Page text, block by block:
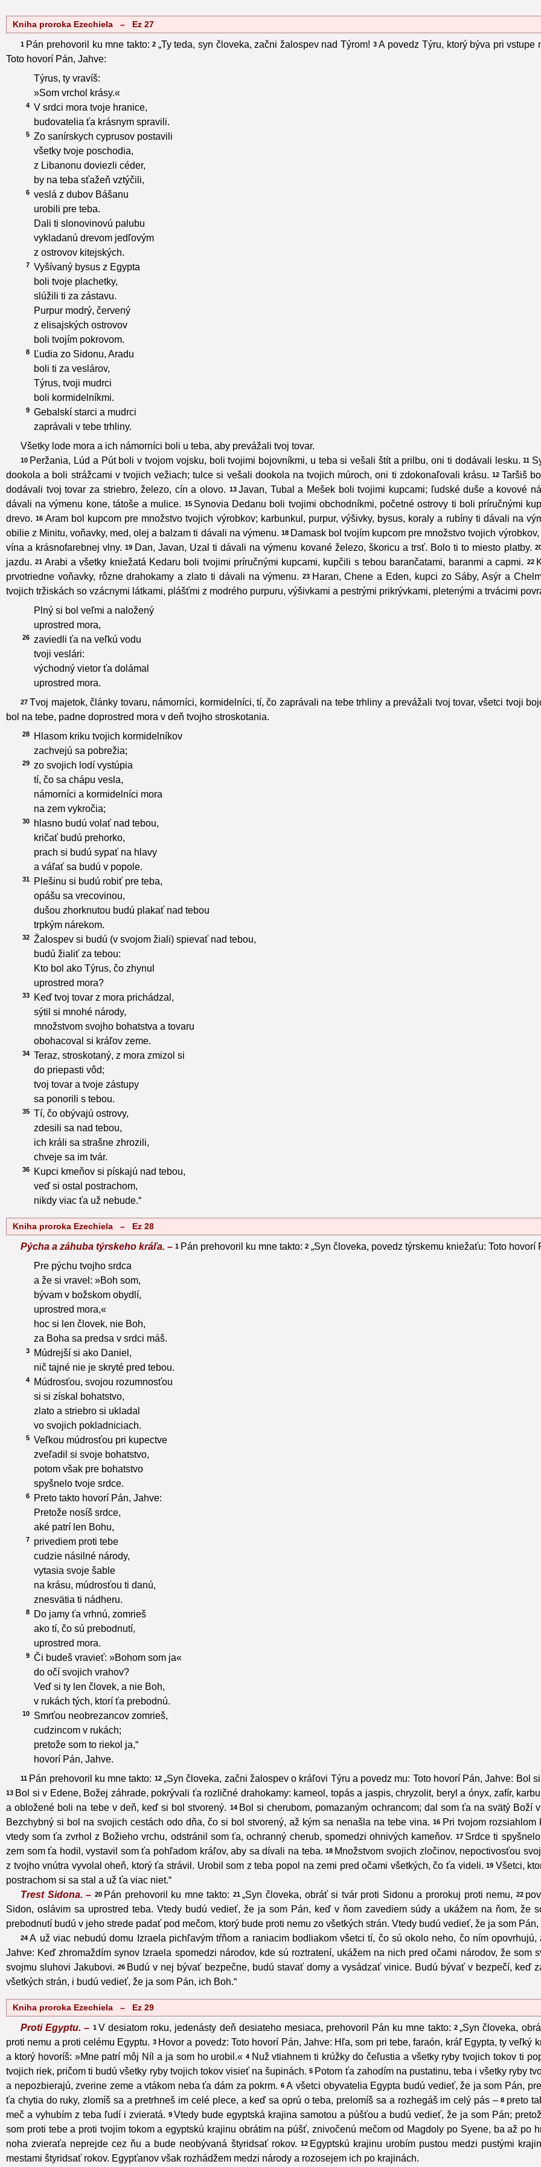
Kniha proroka Ezechiela – Ez 27
1 Pán prehovoril ku mne takto: 2 „Ty teda, syn človeka, začni žalospev nad Týrom! 3 A povedz Týru, ktorý býva pri vstupe
Toto hovorí Pán, Jahve:
Týrus, ty vravíš:
»Som vrchol krásy.«
4
V srdci mora tvoje hranice,
budovatelia ťa krásnym spravili.
5
Zo sanírskych cyprusov postavili
všetky tvoje poschodia,
z Libanonu doviezli céder,
by na teba sťažeň vztýčili,
6
veslá z dubov Bášanu
urobili pre teba.
Dali ti slonovinovú palubu
vykladanú drevom jedľovým
z ostrovov kitejských.
7
Vyšívaný bysus z Egypta
boli tvoje plachetky,
slúžili ti za zástavu.
Purpur modrý, červený
z elisajských ostrovov
boli tvojím pokrovom.
8
Ľudia zo Sidonu, Aradu
boli ti za veslárov,
Týrus, tvoji mudrci
boli kormidelníkmi.
9
Gebalskí starci a mudrci
zaprávali v tebe trhliny.
Všetky lode mora a ich námorníci boli u teba, aby prevážali tvoj tovar.
10 Peržania, Lúd a Pút boli v tvojom vojsku, boli tvojimi bojovníkmi, u teba si vešali štít a prilbu, oni ti dodávali lesku. 11
dookola a boli strážcami v tvojich vežiach; tulce si vešali dookola na tvojich múroch, oni ti zdokonaľovali krásu. 12 Taršiš
dodávali tvoj tovar za striebro, železo, cín a olovo. 13 Javan, Tubal a Mešek boli tvojimi kupcami; ľudské duše a kovové
dávali na výmenu kone, tátoše a mulice. 15 Synovia Dedanu boli tvojimi obchodníkmi, početné ostrovy ti boli príručnými
drevo. 16 Aram bol kupcom pre množstvo tvojich výrobkov; karbunkul, purpur, výšivky, bysus, koraly a rubíny ti dávali na
obilie z Minitu, voňavky, med, olej a balzam ti dávali na výmenu. 18 Damask bol tvojím kupcom pre množstvo tvojich
vína a krásnofarebnej vlny. 19 Dan, Javan, Uzal ti dávali na výmenu kované železo, škoricu a trsť. Bolo ti to miesto platby.
jazdu. 21 Arabi a všetky kniežatá Kedaru boli tvojimi príručnými kupcami, kupčili s tebou barančatami, baranmi a capmi. 22
prvotriedne voňavky, rôzne drahokamy a zlato ti dávali na výmenu.
23 Haran, Chene a Eden, kupci zo Sáby, Asýr a
tvojich tržiskách so vzácnymi látkami, plášťmi z modrého purpuru, výšivkami a pestrými prikrývkami, pletenými a trvácimi
Plný si bol veľmi a naložený
uprostred mora,
26
zaviedli ťa na veľkú vodu
tvoji veslári:
východný vietor ťa dolámal
uprostred mora.
27 Tvoj majetok, články tovaru, námorníci, kormidelníci, tí, čo zaprávali na tebe trhliny a prevážali tvoj tovar, všetci tvoji
bol na tebe, padne doprostred mora v deň tvojho stroskotania.
28
Hlasom kriku tvojich kormidelníkov
zachvejú sa pobrežia;
29
zo svojich lodí vystúpia
tí, čo sa chápu vesla,
námorníci a kormidelníci mora
na zem vykročia;
30
hlasno budú volať nad tebou,
kričať budú prehorko,
prach si budú sypať na hlavy
a váľať sa budú v popole.
31
Plešinu si budú robiť pre teba,
opášu sa vrecovinou,
dušou zhorknutou budú plakať nad tebou
trpkým nárekom.
32
Žalospev si budú (v svojom žiali) spievať nad tebou,
budú žialiť za tebou:
Kto bol ako Týrus, čo zhynul
uprostred mora?
33
Keď tvoj tovar z mora prichádzal,
sýtil si mnohé národy,
množstvom svojho bohatstva a tovaru
obohacoval si kráľov zeme.
34
Teraz, stroskotaný, z mora zmizol si
do priepasti vôd;
tvoj tovar a tvoje zástupy
sa ponorili s tebou.
35
Tí, čo obývajú ostrovy,
zdesili sa nad tebou,
ich králi sa strašne zhrozili,
chveje sa im tvár.
36
Kupci kmeňov si pískajú nad tebou,
veď si ostal postrachom,
nikdy viac ťa už nebude.“
Kniha proroka Ezechiela – Ez 28
Pýcha a záhuba týrskeho kráľa. – 1 Pán prehovoril ku mne takto: 2 „Syn človeka, povedz týrskemu kniežaťu: Toto hovorí
Pre pýchu tvojho srdca
a že si vravel: »Boh som,
bývam v božskom obydlí,
uprostred mora,«
hoc si len človek, nie Boh,
za Boha sa predsa v srdci máš.
3
Múdrejší si ako Daniel,
nič tajné nie je skryté pred tebou.
4
Múdrosťou, svojou rozumnosťou
si si získal bohatstvo,
zlato a striebro si ukladal
vo svojich pokladniciach.
5
Veľkou múdrosťou pri kupectve
zveľadil si svoje bohatstvo,
potom však pre bohatstvo
spyšnelo tvoje srdce.
6
Preto takto hovorí Pán, Jahve:
Pretože nosíš srdce,
aké patrí len Bohu,
7
privediem proti tebe
cudzie násilné národy,
vytasia svoje šable
na krásu, múdrosťou ti danú,
znesvätia ti nádheru.
8
Do jamy ťa vrhnú, zomrieš
ako tí, čo sú prebodnutí,
uprostred mora.
9
Či budeš vravieť: »Bohom som ja«
do očí svojich vrahov?
Veď si ty len človek, a nie Boh,
v rukách tých, ktorí ťa prebodnú.
10
Smrťou neobrezancov zomrieš,
cudzincom v rukách;
pretože som to riekol ja,“
hovorí Pán, Jahve.
11 Pán prehovoril ku mne takto: 12 „Syn človeka, začni žalospev o kráľovi Týru a povedz mu: Toto hovorí Pán, Jahve: Bol
13 Bol si v Edene, Božej záhrade, pokrývali ťa rozličné drahokamy: karneol, topás a jaspis, chryzolit, beryl a ónyx, zafír,
a obložené boli na tebe v deň, keď si bol stvorený. 14 Bol si cherubom, pomazaným ochrancom; dal som ťa na svätý Boží
Bezchybný si bol na svojich cestách odo dňa, čo si bol stvorený, až kým sa nenašla na tebe vina. 16 Pri tvojom
vtedy som ťa zvrhol z Božieho vrchu, odstránil som ťa, ochranný cherub, spomedzi ohnivých kameňov. 17 Srdce ti
zem som ťa hodil, vystavil som ťa pohľadom kráľov, aby sa dívali na teba. 18 Množstvom svojich zločinov, nepoctivosťou
z tvojho vnútra vyvolal oheň, ktorý ťa strávil. Urobil som z teba popol na zemi pred očami všetkých, čo ťa videli. 19 Všetci,
postrachom si sa stal a už ťa viac niet.“
Trest Sidona. – 20 Pán prehovoril ku mne takto: 21 „Syn človeka, obráť si tvár proti Sidonu a prorokuj proti nemu, 22
Sidon, oslávim sa uprostred teba. Vtedy budú vedieť, že ja som Pán, keď v ňom zavediem súdy a ukážem na ňom, že
prebodnutí budú v jeho strede padať pod mečom, ktorý bude proti nemu zo všetkých strán. Vtedy budú vedieť, že ja som Pán,
24 A už viac nebudú domu Izraela pichľavým tŕňom a raniacim bodliakom všetci tí, čo sú okolo neho, čo ním
Jahve: Keď zhromaždím synov Izraela spomedzi národov, kde sú roztratení, ukážem na nich pred očami národov, že som
svojmu sluhovi Jakubovi. 26 Budú v nej bývať bezpečne, budú stavať domy a vysádzať vinice. Budú bývať v bezpečí, keď
všetkých strán, i budú vedieť, že ja som Pán, ich Boh.“
Kniha proroka Ezechiela – Ez 29
Proti Egyptu. – 1 V desiatom roku, jedenásty deň desiateho mesiaca, prehovoril Pán ku mne takto: 2 „Syn človeka,
proti nemu a proti celému Egyptu. 3 Hovor a povedz: Toto hovorí Pán, Jahve: Hľa, som pri tebe, faraón, kráľ Egypta, ty veľký
a ktorý hovoríš: »Mne patrí môj Níl a ja som ho urobil.« 4 Nuž vtiahnem ti krúžky do čeľustia a všetky ryby tvojich tokov ti
tvojich riek, pričom ti budú všetky ryby tvojich tokov visieť na šupinách. 5 Potom ťa zahodím na pustatinu, teba i všetky ryby
a nepozbierajú, zverine zeme a vtákom neba ťa dám za pokrm. 6 A všetci obyvatelia Egypta budú vedieť, že ja som Pán,
ťa chytia do ruky, zlomíš sa a pretrhneš im celé plece, a keď sa oprú o teba, prelomíš sa a rozhegáš im celý pás – 8 preto
meč a vyhubím z teba ľudí i zvieratá. 9 Vtedy bude egyptská krajina samotou a púšťou a budú vedieť, že ja som Pán;
som proti tebe a proti tvojim tokom a egyptskú krajinu obrátim na púšť, znivočenú mečom od Magdoly po Syene, ba až po
noha zvieraťa neprejde cez ňu a bude neobývaná štyridsať rokov. 12 Egyptskú krajinu urobím pustou medzi pustými
mestami štyridsať rokov. Egypťanov však rozhádžem medzi národy a rozosejem ich po krajinách.